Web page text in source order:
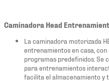
Caminadora Head
La caminadora motorizada
entrenamientos en casa, con
programas predefinidos. Se
para entrenamientos
facilita el almacenamiento y